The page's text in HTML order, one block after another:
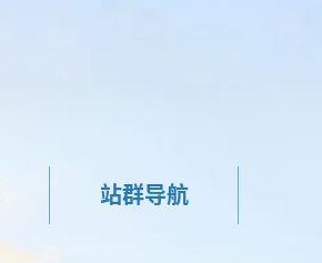
站群导航